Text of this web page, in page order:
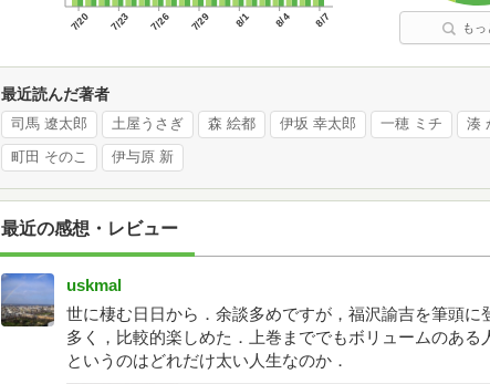
7/20 7/23 7/26 7/29 8/1 8/4 8/7 もっ
最近読んだ著者
司馬 遼太郎 土屋うさぎ 森 絵都 伊坂 幸太郎 一穂 ミチ 湊
町田 そのこ 伊与原 新
最近の感想・レビュー
uskmal
世に棲む日日から．余談多めですが，福沢諭吉を筆頭
多く，比較的楽しめた．上巻まででもボリュームのある
というのはどれだけ太い人生なのか．